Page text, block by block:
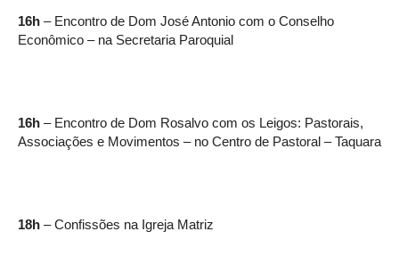
16h – Encontro de Dom José Antonio com o Conselho
Econômico – na Secretaria Paroquial
16h – Encontro de Dom Rosalvo com os Leigos: Pastorais,
Associações e Movimentos – no Centro de Pastoral – Taquara
18h – Confissões na Igreja Matriz